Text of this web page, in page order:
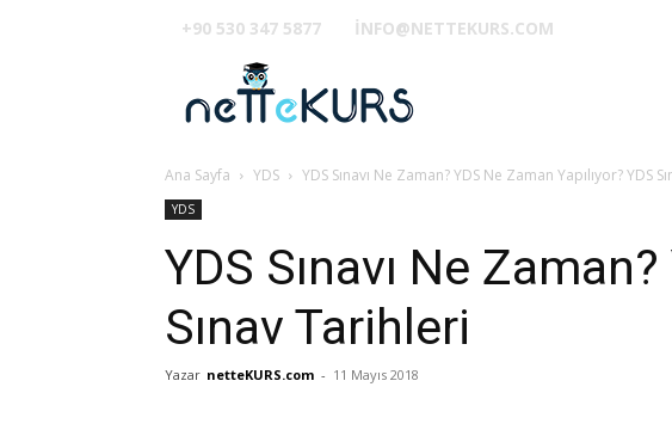
+90 530 347 5877 INFO@NETTEKURS.COM
Ana Sayfa YDS YDS Sınavı Ne Zaman? YDS Ne Zaman Yapılıyor? YDS
YDS
YDS Sınavı Ne
Sınav Tarihleri
Yazar netteKURS.com - 11 Mayıs 2018